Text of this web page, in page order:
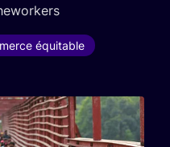
équitable